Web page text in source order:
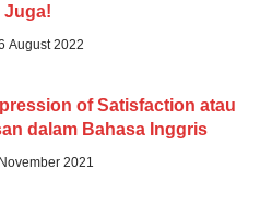
Juga!
August 2022
of Satisfaction atau
dalam Bahasa Inggris
2021